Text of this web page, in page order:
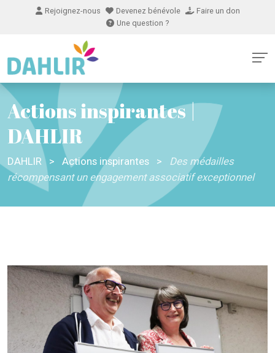
Rejoignez-nous Devenez bénévole
Faire un don
Une question ?
Actions inspirantes |
DAHLIR
DAHLIR > Actions inspirantes >
Des médailles
récompensant un engagement associatif exceptionnel